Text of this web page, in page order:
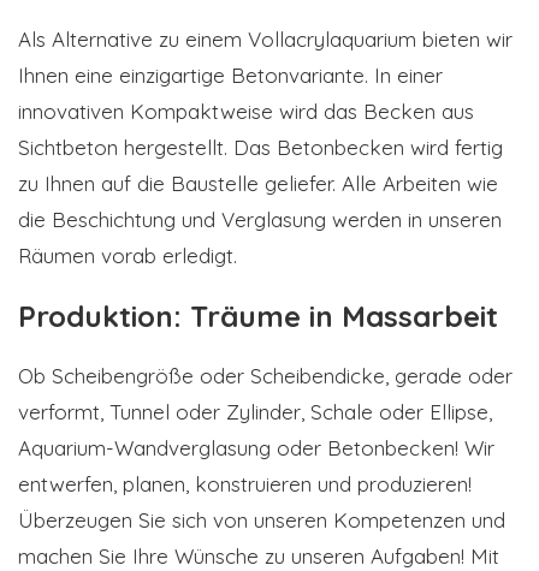
Als Alternative zu einem Vollacrylaquarium bieten wir
Ihnen eine einzigartige Betonvariante. In einer
innovativen Kompaktweise wird das Becken aus
Sichtbeton hergestellt. Das Betonbecken wird fertig
zu Ihnen auf die Baustelle geliefer. Alle Arbeiten wie
die Beschichtung und Verglasung werden in unseren
Räumen vorab erledigt.
Produktion: Träume in Massarbeit
Ob Scheibengröße oder Scheibendicke, gerade oder
verformt, Tunnel oder Zylinder, Schale oder Ellipse,
Aquarium-Wandverglasung oder Betonbecken! Wir
entwerfen, planen, konstruieren und produzieren!
Überzeugen Sie sich von unseren Kompetenzen und
machen Sie Ihre Wünsche zu unseren Aufgaben! Mit